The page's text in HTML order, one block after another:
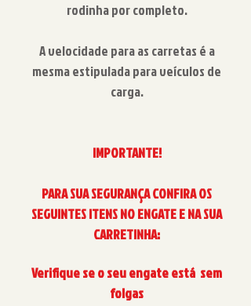
rodinha por completo.
A velocidade para as carretas é a
mesma estipulada para veículos de
carga.
IMPORTANTE!
PARA SUA SEGURANÇA CONFIRA OS
SEGUINTES ITENS NO ENGATE E NA SUA
CARRETINHA:
Verifique se o seu engate está sem
folgas